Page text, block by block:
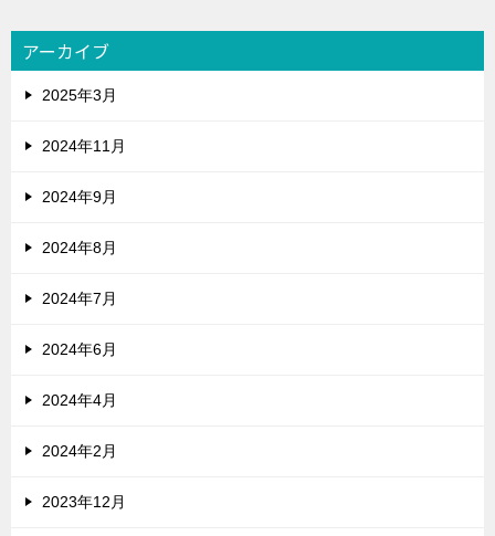
アーカイブ
2025年3月
2024年11月
2024年9月
2024年8月
2024年7月
2024年6月
2024年4月
2024年2月
2023年12月